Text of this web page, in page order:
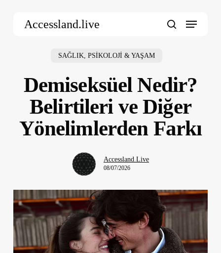
Accessland.live Menu
SAĞLIK, PSİKOLOJİ & YAŞAM
Demiseksüel Nedir?
Belirtileri ve Diğer
Yönelimlerden Farkı
Accessland.Live
08/07/2026